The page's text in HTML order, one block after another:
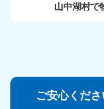
山中湖村で
ご安心くださ